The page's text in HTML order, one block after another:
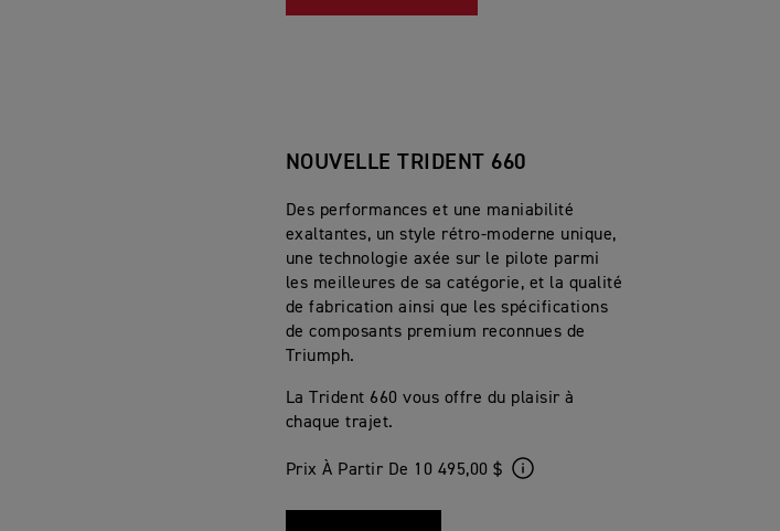
NOUVELLE TRIDENT 660
Des performances et une maniabilité
exaltantes, un style rétro-moderne unique,
une technologie axée sur le pilote parmi
les meilleures de sa catégorie, et la qualité
de fabrication ainsi que les spécifications
de composants premium reconnues de
Triumph.
La Trident 660 vous offre du plaisir à
chaque trajet.
Prix À Partir De 10 495,00 $